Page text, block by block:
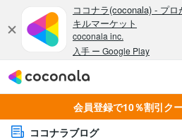
会員登録で10％割引ク
ココナラブログ